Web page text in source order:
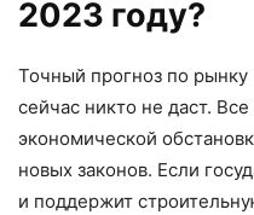
2023 году?
Точный прогноз по
сейчас никто не даст. Все
экономической
новых законов. Если
и поддержит